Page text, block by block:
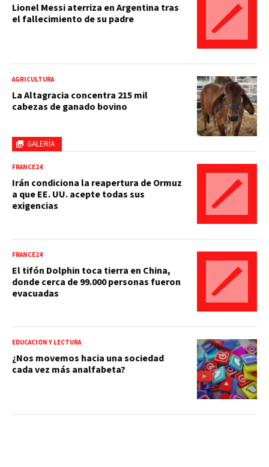
Lionel Messi aterriza en Argentina tras
el fallecimiento de su padre
GALERÍA
AGRICULTURA
La Altagracia concentra 215 mil
cabezas de ganado bovino
FRANCE24
Irán condiciona la reapertura de Ormuz
a que EE. UU. acepte todas sus
exigencias
FRANCE24
El tifón Dolphin toca tierra en China,
donde cerca de 99.000 personas fueron
evacuadas
EDUCACIÓN Y LECTURA
¿Nos movemos hacia una sociedad
cada vez más analfabeta?